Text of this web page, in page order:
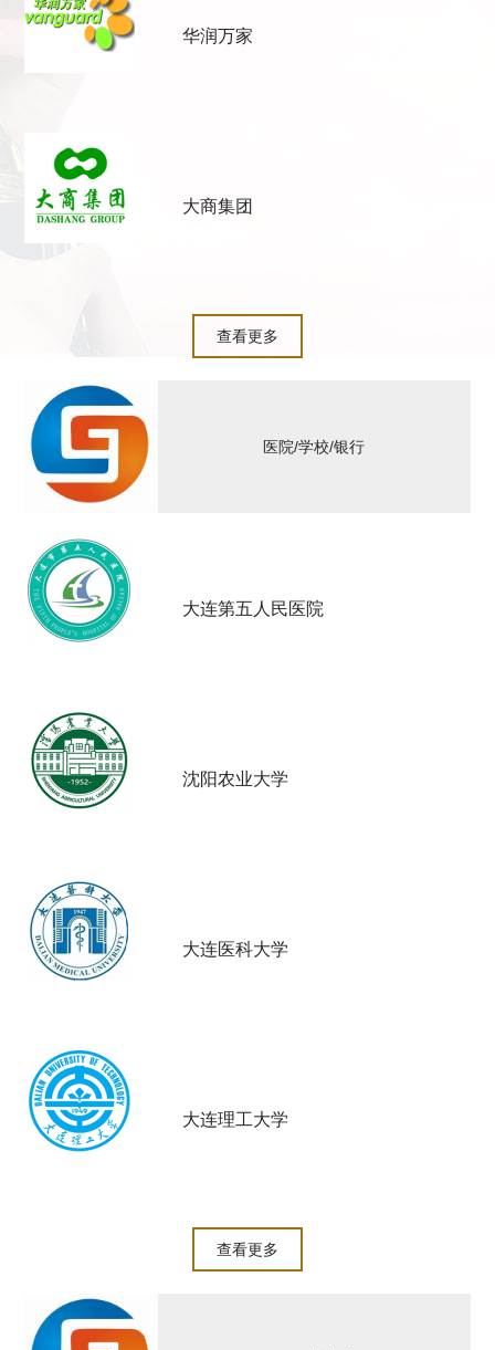
华润万家
大商集团
查看更多
医院/学校/银行
大连第五人民医院
沈阳农业大学
大连医科大学
大连理工大学
查看更多